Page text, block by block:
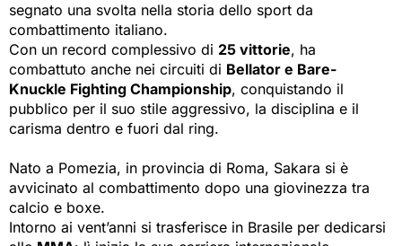
segnato una svolta nella storia dello sport da
combattimento italiano.
Con un record complessivo di 25 vittorie, ha
combattuto anche nei circuiti di Bellator e Bare-
Knuckle Fighting Championship, conquistando il
pubblico per il suo stile aggressivo, la disciplina e il
carisma dentro e fuori dal ring.
Nato a Pomezia, in provincia di Roma, Sakara si è
avvicinato al combattimento dopo una giovinezza tra
calcio e boxe.
Intorno ai vent’anni si trasferisce in Brasile per dedicarsi